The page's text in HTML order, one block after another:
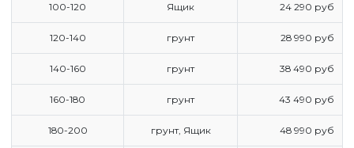
100-120 Ящик 24 290 руб
120-140 грунт 28 990 руб
140-160 грунт 38 490 руб
160-180 грунт 43 490 руб
180-200 грунт, Ящик 48 990 руб